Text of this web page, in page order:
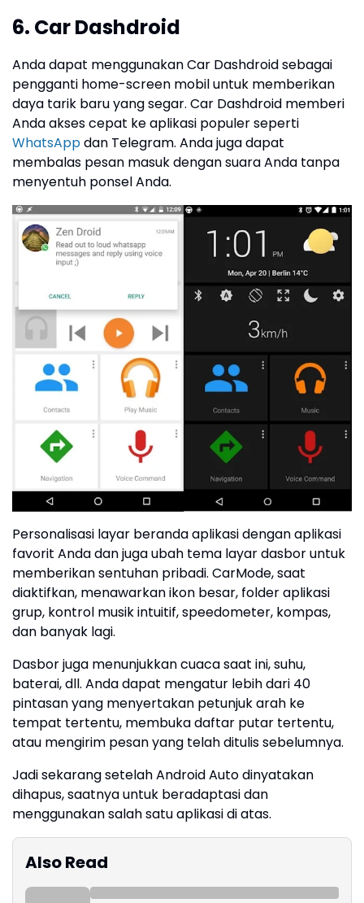
6. Car Dashdroid
Anda dapat menggunakan Car Dashdroid sebagai
pengganti home-screen mobil untuk memberikan
daya tarik baru yang segar. Car Dashdroid memberi
Anda akses cepat ke aplikasi populer seperti
WhatsAppdan Telegram. Anda juga dapat
membalas pesan masuk dengan suara Anda tanpa
menyentuh ponsel Anda.
Personalisasi layar beranda aplikasi dengan aplikasi
favorit Anda dan juga ubah tema layar dasbor untuk
memberikan sentuhan pribadi. CarMode, saat
diaktifkan, menawarkan ikon besar, folder aplikasi
grup, kontrol musik intuitif, speedometer, kompas,
dan banyak lagi.
Dasbor juga menunjukkan cuaca saat ini, suhu,
baterai, dll. Anda dapat mengatur lebih dari 40
pintasan yang menyertakan petunjuk arah ke
tempat tertentu, membuka daftar putar tertentu,
atau mengirim pesan yang telah ditulis sebelumnya.
Jadi sekarang setelah Android Auto dinyatakan
dihapus, saatnya untuk beradaptasi dan
menggunakan salah satu aplikasi di atas.
Also Read